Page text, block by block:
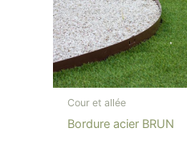
Cour et allée
Bordure acier BRUN